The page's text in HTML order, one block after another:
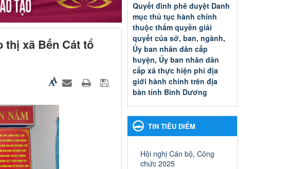
xã Bến Cát tổ
Quyết đinh phê duyệt Danh
mục thủ tục hành chính
thuộc thẩm quyền giải
quyết của sở, ban, ngành,
Ủy ban nhân dân cấp
huyện, Ủy ban nhân dân
cấp xã thực hiện phi địa
giới hành chính trên địa
bàn tỉnh Bình Dương
thẩm quyền giải quyết của sở,
ban, ngành, Ủy ban nhân dân
cấp xã thực hiện phi địa giới
hành chính trên địa bàn tỉnh
TIN TIÊU ĐIỂM
Hội nghị Cán bộ, Công
chức 2025